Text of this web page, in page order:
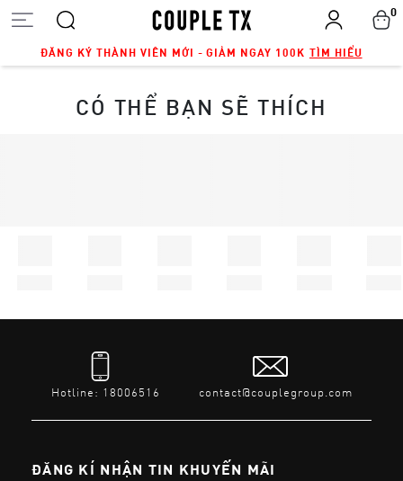
ĐĂNG KÝ THÀNH VIÊN MỚI - GIẢM NGAY 100K TÌM HIỂU
0
CÓ THỂ BẠN SẼ THÍCH
Hotline: 18006516 contact@couplegroup.com
ĐĂNG KÍ NHẬN TIN KHUYẾN MÃI